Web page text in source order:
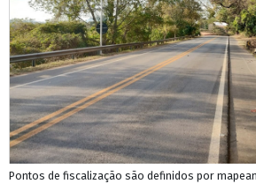
Pontos de fiscalização são definidos por